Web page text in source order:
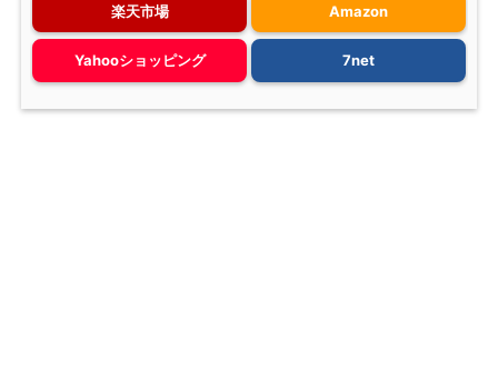
楽天市場 Amazon
Yahooショッピング 7net